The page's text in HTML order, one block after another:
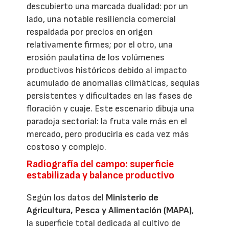
descubierto una marcada dualidad: por un
lado, una notable resiliencia comercial
respaldada por precios en origen
relativamente firmes; por el otro, una
erosión paulatina de los volúmenes
productivos históricos debido al impacto
acumulado de anomalías climáticas, sequías
persistentes y dificultades en las fases de
floración y cuaje. Este escenario dibuja una
paradoja sectorial: la fruta vale más en el
mercado, pero producirla es cada vez más
costoso y complejo.
Radiografía del campo: superficie
estabilizada y balance productivo
Según los datos del Ministerio de
Agricultura, Pesca y Alimentación (MAPA),
la superficie total dedicada al cultivo de